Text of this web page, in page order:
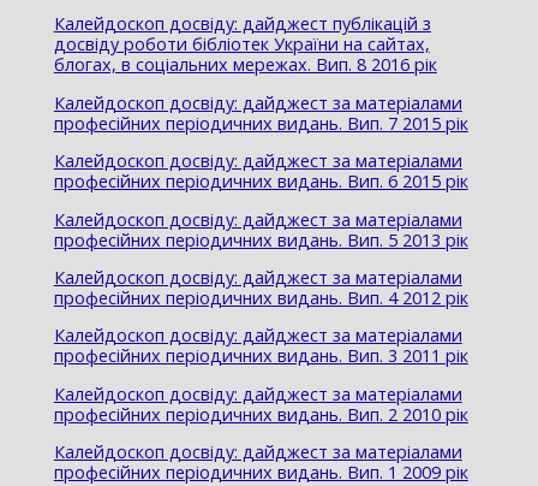
Калейдоскоп досвіду: дайджест публікацій з
досвіду роботи бібліотек України на сайтах,
блогах, в соціальних мережах. Вип. 8 2016 рік
Калейдоскоп досвіду: дайджест за матеріалами
професійних періодичних видань. Вип. 7 2015 рік
Калейдоскоп досвіду: дайджест за матеріалами
професійних періодичних видань. Вип. 6 2015 рік
Калейдоскоп досвіду: дайджест за матеріалами
професійних періодичних видань. Вип. 5 2013 рік
Калейдоскоп досвіду: дайджест за матеріалами
професійних періодичних видань. Вип. 4 2012 рік
Калейдоскоп досвіду: дайджест за матеріалами
професійних періодичних видань. Вип. 3 2011 рік
Калейдоскоп досвіду: дайджест за матеріалами
професійних періодичних видань. Вип. 2 2010 рік
Калейдоскоп досвіду: дайджест за матеріалами
професійних періодичних видань. Вип. 1 2009 рік